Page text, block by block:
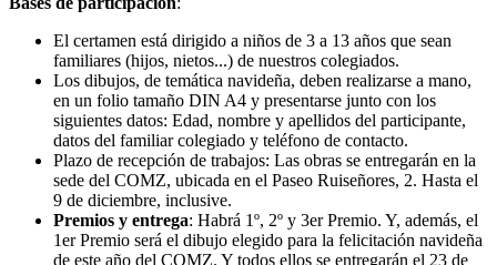
El certamen está dirigido a niños de 3 a 13 años que sean
familiares (hijos, nietos...) de nuestros colegiados.
Los dibujos, de temática navideña, deben realizarse a mano,
en un folio tamaño DIN A4 y presentarse junto con los
siguientes datos: Edad, nombre y apellidos del participante,
datos del familiar colegiado y teléfono de contacto.
Plazo de recepción de trabajos: Las obras se entregarán en la
sede del COMZ, ubicada en el Paseo Ruiseñores, 2. Hasta el
9 de diciembre, inclusive.
Premios y entrega: Habrá 1º, 2º y 3er Premio. Y, además, el
1er Premio será el dibujo elegido para la felicitación navideña
de este año del COMZ. Y todos ellos se entregarán el 23 de